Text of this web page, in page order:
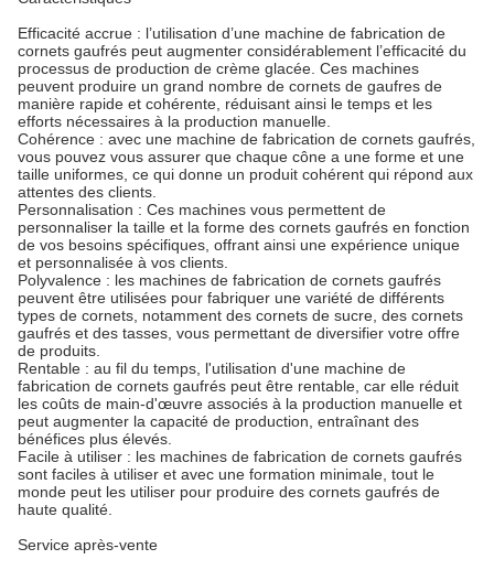
Efficacité accrue : l’utilisation d’une machine de fabrication de
cornets gaufrés peut augmenter considérablement l’efficacité du
processus de production de crème glacée. Ces machines
peuvent produire un grand nombre de cornets de gaufres de
manière rapide et cohérente, réduisant ainsi le temps et les
efforts nécessaires à la production manuelle.
Cohérence : avec une machine de fabrication de cornets gaufrés,
vous pouvez vous assurer que chaque cône a une forme et une
taille uniformes, ce qui donne un produit cohérent qui répond aux
attentes des clients.
Personnalisation : Ces machines vous permettent de
personnaliser la taille et la forme des cornets gaufrés en fonction
de vos besoins spécifiques, offrant ainsi une expérience unique
et personnalisée à vos clients.
Polyvalence : les machines de fabrication de cornets gaufrés
peuvent être utilisées pour fabriquer une variété de différents
types de cornets, notamment des cornets de sucre, des cornets
gaufrés et des tasses, vous permettant de diversifier votre offre
de produits.
Rentable : au fil du temps, l'utilisation d'une machine de
fabrication de cornets gaufrés peut être rentable, car elle réduit
les coûts de main-d'œuvre associés à la production manuelle et
peut augmenter la capacité de production, entraînant des
bénéfices plus élevés.
Facile à utiliser : les machines de fabrication de cornets gaufrés
sont faciles à utiliser et avec une formation minimale, tout le
monde peut les utiliser pour produire des cornets gaufrés de
haute qualité.
Service après-vente